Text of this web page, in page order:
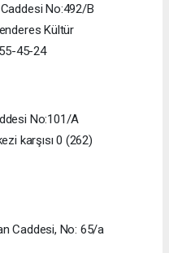
No:492/B
Kültür
45-24
No:101/A
karşısı 0 (262)
Caddesi, No: 65/a